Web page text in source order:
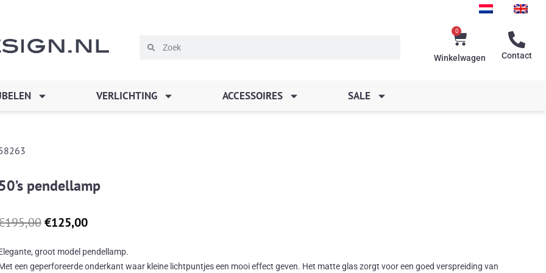
ZoekenZoeken
0
Winkelwagen
Winkelwagen Contact
VERLICHTING ACCESSOIRES SALE
pendellamp
195,00 Oorspronkelijke
was:
€195,00.
€125,00Huidige
is:
€125,00.
groot model pendellamp.
een geperforeerde onderkant waar kleine lichtpuntjes een mooi effect geven. Het matte glas zorgt voor een goed verspreiding van